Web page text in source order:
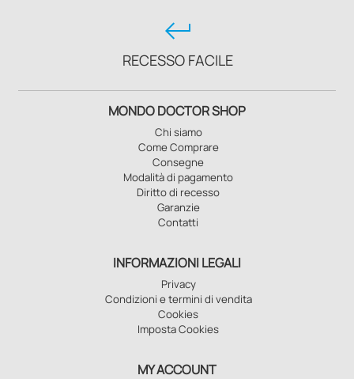
keyboard_return
RECESSO FACILE
MONDO DOCTOR SHOP
Chi siamo
Come Comprare
Consegne
Modalità di pagamento
Diritto di recesso
Garanzie
Contatti
INFORMAZIONI LEGALI
Privacy
Condizioni e termini di vendita
Cookies
Imposta Cookies
MY ACCOUNT